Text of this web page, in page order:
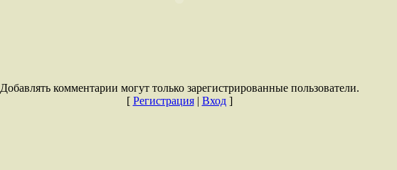
Добавлять комментарии могут только зарегистрированные пользователи.
[ Регистрация| Вход]